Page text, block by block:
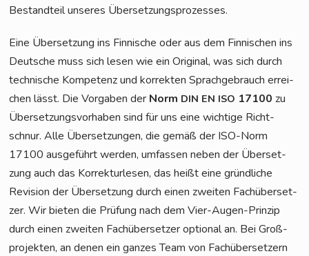
Bestand­teil unse­res Übersetzungsprozesses.
Eine Über­set­zung ins Fin­ni­sche oder aus dem Fin­ni­schen ins
Deut­sche muss sich lesen wie ein Ori­gi­nal, was sich durch
tech­ni­sche Kom­pe­tenz und kor­rek­ten Sprach­ge­brauch errei­
chen lässt. Die Vor­ga­ben der Norm DIN EN ISO 17100 zu
Über­set­zungs­vor­ha­ben sind für uns eine wich­ti­ge Richt­
schnur. Alle Über­set­zun­gen, die gemäß der ISO-Norm
17100 aus­ge­führt wer­den, umfas­sen neben der Über­set­
zung auch das Kor­rek­tur­le­sen, das heißt eine gründ­li­che
Revi­si­on der Über­set­zung durch einen zwei­ten Fach­über­set­
zer. Wir bie­ten die Prü­fung nach dem Vier-Augen-Prin­zip
durch einen zwei­ten Fach­über­set­zer optio­nal an. Bei Groß­
pro­jek­ten, an denen ein gan­zes Team von Fach­über­set­zern